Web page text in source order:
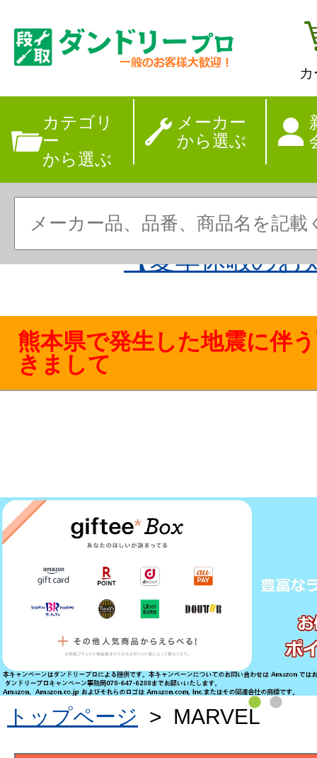
カテゴリ
ー
から選ぶ
メーカー
から選ぶ
【夏季休暇のお
熊本県で発生した地震に伴
きまして
トップページ > MARVEL